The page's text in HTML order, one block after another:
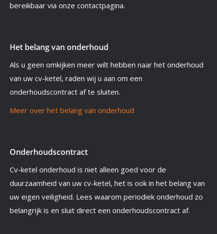
bereikbaar via onze contactpagina.
Het belang van onderhoud
Als u geen omkijken meer wilt hebben naar het onderhoud
van uw cv-ketel, raden wij u aan om een
onderhoudscontract af te sluiten.
Meer over het belang van onderhoud
Onderhoudscontract
Cv-ketel onderhoud is niet alleen goed voor de
duurzaamheid van uw cv-ketel, het is ook in het belang van
uw eigen veiligheid. Lees waarom periodiek onderhoud zo
belangrijk is en sluit direct een onderhoudscontract af.